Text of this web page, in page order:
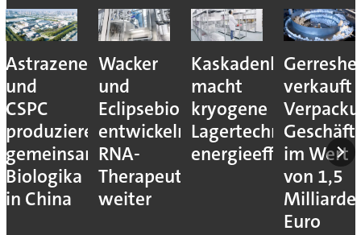
Astrazeneca
und
CSPC
produzieren
gemeinsam
Biologika
in China
Wacker
und
Eclipsebio
entwickeln
RNA-
Therapeutika
weiter
Kaskadenkonzept
macht
kryogene
Lagertechnik
energieeffizienter
verkauft
im Wert
von 1,5
Euro